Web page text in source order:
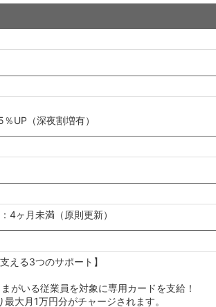
UP（深夜割増有）
4ヶ月未満（原則更新）
える3つのサポート】
がいる従業員を対象に専用カードを支給！
大月1万円分がチャージされます。